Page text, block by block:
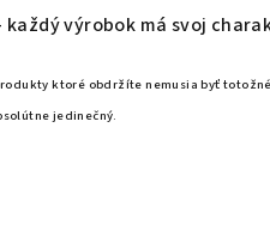
každý výrobok má svoj
ktoré obdržíte nemusia byť
jedinečný.